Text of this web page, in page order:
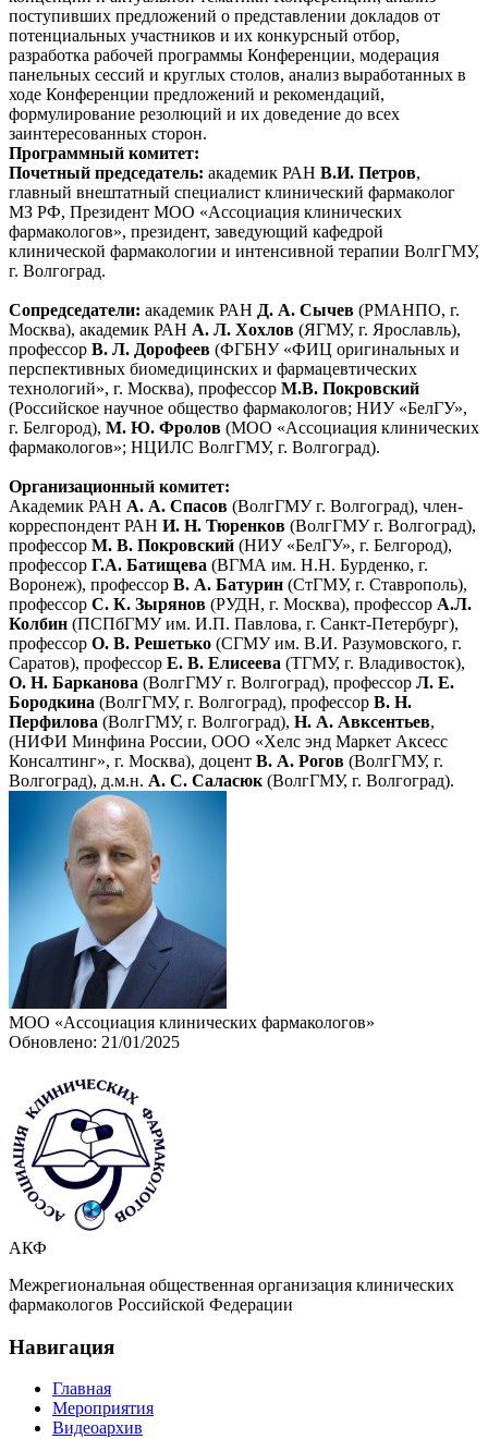
поступивших предложений о представлении докладов от
потенциальных участников и их конкурсный отбор,
разработка рабочей программы Конференции, модерация
панельных сессий и круглых столов, анализ выработанных в
ходе Конференции предложений и рекомендаций,
формулирование резолюций и их доведение до всех
заинтересованных сторон.
Программный комитет:
Почетный председатель: академик РАН В.И. Петров,
главный внештатный специалист клинический фармаколог
МЗ РФ, Президент МОО «Ассоциация клинических
фармакологов», президент, заведующий кафедрой
клинической фармакологии и интенсивной терапии ВолгГМУ,
г. Волгоград.
Сопредседатели: академик РАН Д. А. Сычев (РМАНПО, г.
Москва), академик РАН А. Л. Хохлов (ЯГМУ, г. Ярославль),
профессор В. Л. Дорофеев (ФГБНУ «ФИЦ оригинальных и
перспективных биомедицинских и фармацевтических
технологий», г. Москва), профессор М.В. Покровский
(Российское научное общество фармакологов; НИУ «БелГУ»,
г. Белгород), М. Ю. Фролов (МОО «Ассоциация клинических
фармакологов»; НЦИЛС ВолгГМУ, г. Волгоград).
Организационный комитет:
Академик РАН А. А. Спасов (ВолгГМУ г. Волгоград), член-
корреспондент РАН И. Н. Тюренков (ВолгГМУ г. Волгоград),
профессор М. В. Покровский (НИУ «БелГУ», г. Белгород),
профессор Г.А. Батищева (ВГМА им. Н.Н. Бурденко, г.
Воронеж), профессор В. А. Батурин (СтГМУ, г. Ставрополь),
профессор С. К. Зырянов (РУДН, г. Москва), профессор А.Л.
Колбин (ПСПбГМУ им. И.П. Павлова, г. Санкт-Петербург),
профессор О. В. Решетько (СГМУ им. В.И. Разумовского, г.
Саратов), профессор Е. В. Елисеева (ТГМУ, г. Владивосток),
О. Н. Барканова (ВолгГМУ г. Волгоград), профессор Л. Е.
Бородкина (ВолгГМУ, г. Волгоград), профессор В. Н.
Перфилова (ВолгГМУ, г. Волгоград), Н. А. Авксентьев,
(НИФИ Минфина России, ООО «Хелс энд Маркет Аксесс
Консалтинг», г. Москва), доцент В. А. Рогов (ВолгГМУ, г.
Волгоград), д.м.н. А. С. Саласюк (ВолгГМУ, г. Волгоград).
МОО «Ассоциация клинических фармакологов»
Обновлено: 21/01/2025
АКФ
Межрегиональная общественная организация клинических
фармакологов Российской Федерации
Навигация
Главная
Мероприятия
Видеоархив